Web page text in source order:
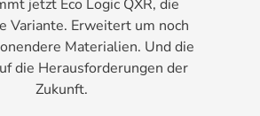
jetzt Eco Logic QXR, die
Variante. Erweitert um noch
Materialien. Und die
die Herausforderungen der
Zukunft.